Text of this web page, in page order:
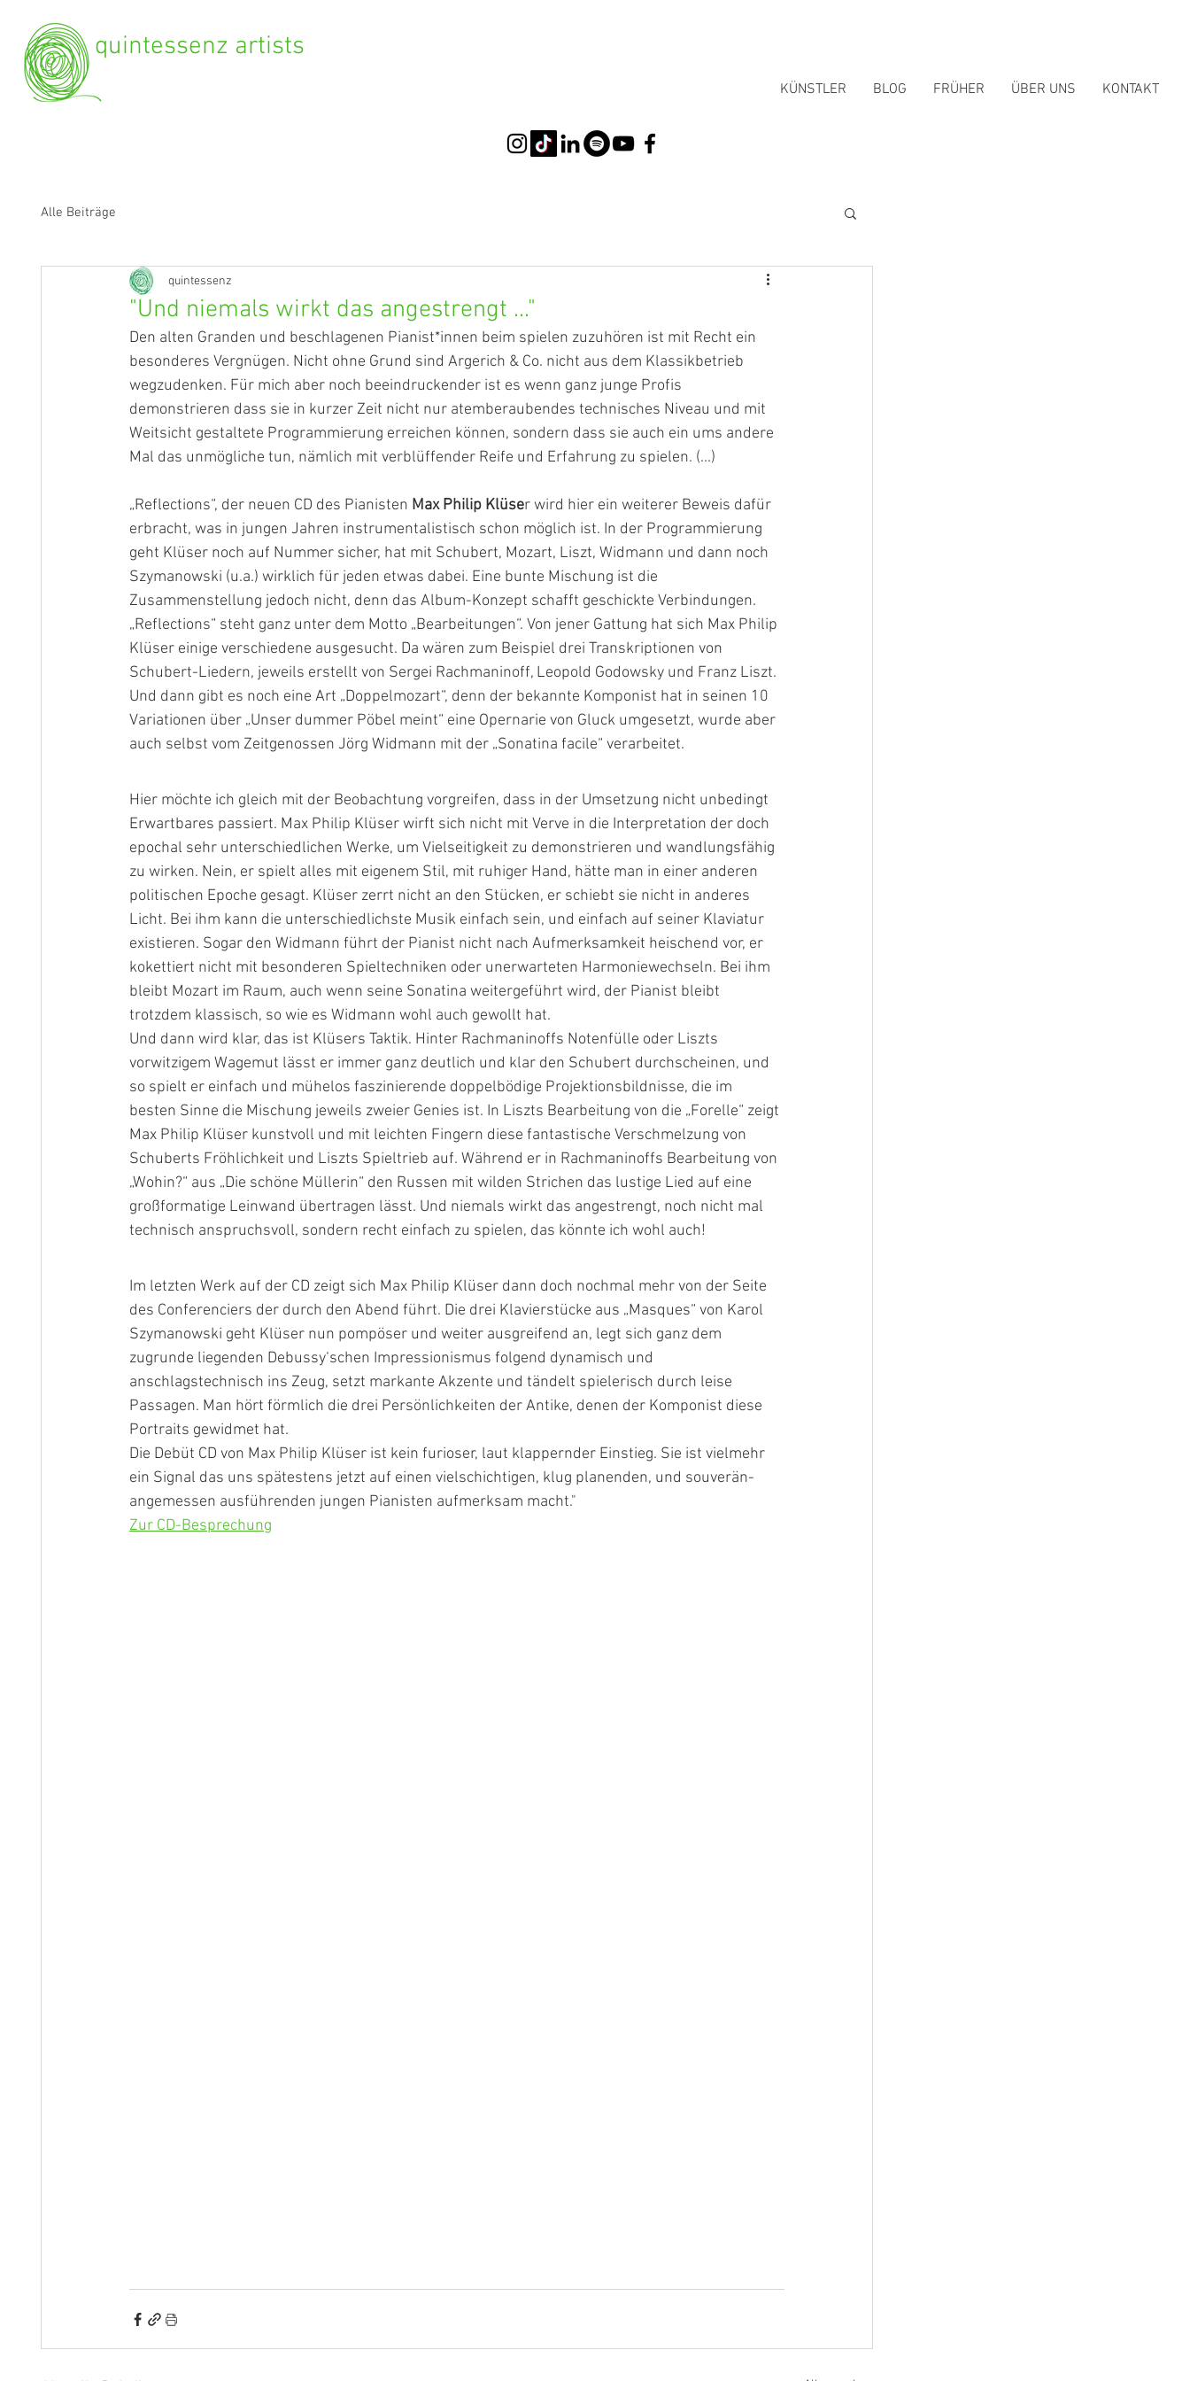
quintessenz artists
KÜNSTLER BLOG FRÜHER ÜBER UNS KONTAKT
Alle Beiträge
"Und niemals wirkt das angestrengt ..."
quintessenz
Den alten Granden und beschlagenen Pianist*innen beim spielen zuzuhören ist mit Recht ein
besonderes Vergnügen. Nicht ohne Grund sind Argerich & Co. nicht aus dem Klassikbetrieb
wegzudenken. Für mich aber noch beeindruckender ist es wenn ganz junge Profis
demonstrieren dass sie in kurzer Zeit nicht nur atemberaubendes technisches Niveau und mit
Weitsicht gestaltete Programmierung erreichen können, sondern dass sie auch ein ums andere
Mal das unmögliche tun, nämlich mit verblüffender Reife und Erfahrung zu spielen. (...)
„Reflections“, der neuen CD des Pianisten Max Philip Klüser wird hier ein weiterer Beweis dafür
erbracht, was in jungen Jahren instrumentalistisch schon möglich ist. In der Programmierung
geht Klüser noch auf Nummer sicher, hat mit Schubert, Mozart, Liszt, Widmann und dann noch
Szymanowski (u.a.) wirklich für jeden etwas dabei. Eine bunte Mischung ist die
Zusammenstellung jedoch nicht, denn das Album-Konzept schafft geschickte Verbindungen.
„Reflections“ steht ganz unter dem Motto „Bearbeitungen“. Von jener Gattung hat sich Max Philip
Klüser einige verschiedene ausgesucht. Da wären zum Beispiel drei Transkriptionen von
Schubert-Liedern, jeweils erstellt von Sergei Rachmaninoff, Leopold Godowsky und Franz Liszt.
Und dann gibt es noch eine Art „Doppelmozart“, denn der bekannte Komponist hat in seinen 10
Variationen über „Unser dummer Pöbel meint“ eine Opernarie von Gluck umgesetzt, wurde aber
auch selbst vom Zeitgenossen Jörg Widmann mit der „Sonatina facile“ verarbeitet.
Hier möchte ich gleich mit der Beobachtung vorgreifen, dass in der Umsetzung nicht unbedingt
Erwartbares passiert. Max Philip Klüser wirft sich nicht mit Verve in die Interpretation der doch
epochal sehr unterschiedlichen Werke, um Vielseitigkeit zu demonstrieren und wandlungsfähig
zu wirken. Nein, er spielt alles mit eigenem Stil, mit ruhiger Hand, hätte man in einer anderen
politischen Epoche gesagt. Klüser zerrt nicht an den Stücken, er schiebt sie nicht in anderes
Licht. Bei ihm kann die unterschiedlichste Musik einfach sein, und einfach auf seiner Klaviatur
existieren. Sogar den Widmann führt der Pianist nicht nach Aufmerksamkeit heischend vor, er
kokettiert nicht mit besonderen Spieltechniken oder unerwarteten Harmoniewechseln. Bei ihm
bleibt Mozart im Raum, auch wenn seine Sonatina weitergeführt wird, der Pianist bleibt
trotzdem klassisch, so wie es Widmann wohl auch gewollt hat.
Und dann wird klar, das ist Klüsers Taktik. Hinter Rachmaninoffs Notenfülle oder Liszts
vorwitzigem Wagemut lässt er immer ganz deutlich und klar den Schubert durchscheinen, und
so spielt er einfach und mühelos faszinierende doppelbödige Projektionsbildnisse, die im
besten Sinne die Mischung jeweils zweier Genies ist. In Liszts Bearbeitung von die „Forelle“ zeigt
Max Philip Klüser kunstvoll und mit leichten Fingern diese fantastische Verschmelzung von
Schuberts Fröhlichkeit und Liszts Spieltrieb auf. Während er in Rachmaninoffs Bearbeitung von
„Wohin?“ aus „Die schöne Müllerin“ den Russen mit wilden Strichen das lustige Lied auf eine
großformatige Leinwand übertragen lässt. Und niemals wirkt das angestrengt, noch nicht mal
technisch anspruchsvoll, sondern recht einfach zu spielen, das könnte ich wohl auch!
Im letzten Werk auf der CD zeigt sich Max Philip Klüser dann doch nochmal mehr von der Seite
des Conferenciers der durch den Abend führt. Die drei Klavierstücke aus „Masques“ von Karol
Szymanowski geht Klüser nun pompöser und weiter ausgreifend an, legt sich ganz dem
zugrunde liegenden Debussy‘schen Impressionismus folgend dynamisch und
anschlagstechnisch ins Zeug, setzt markante Akzente und tändelt spielerisch durch leise
Passagen. Man hört förmlich die drei Persönlichkeiten der Antike, denen der Komponist diese
Portraits gewidmet hat.
Die Debüt CD von Max Philip Klüser ist kein furioser, laut klappernder Einstieg. Sie ist vielmehr
ein Signal das uns spätestens jetzt auf einen vielschichtigen, klug planenden, und souverän-
angemessen ausführenden jungen Pianisten aufmerksam macht."
Zur CD-Besprechung